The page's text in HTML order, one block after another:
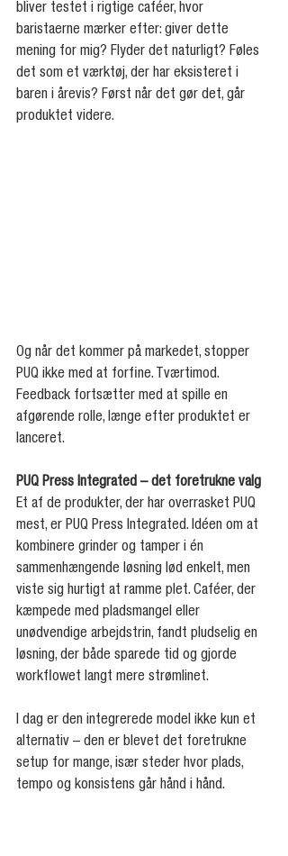
bliver testet i rigtige caféer, hvor
baristaerne mærker efter: giver dette
mening for mig? Flyder det naturligt? Føles
det som et værktøj, der har eksisteret i
baren i årevis? Først når det gør det, går
produktet videre.
Og når det kommer på markedet, stopper
PUQ ikke med at forfine. Tværtimod.
Feedback fortsætter med at spille en
afgørende rolle, længe efter produktet er
lanceret.
PUQ Press Integrated – det foretrukne valg
Et af de produkter, der har overrasket PUQ
mest, er PUQ Press Integrated. Idéen om at
kombinere grinder og tamper i én
sammenhængende løsning lød enkelt, men
viste sig hurtigt at ramme plet. Caféer, der
kæmpede med pladsmangel eller
unødvendige arbejdstrin, fandt pludselig en
løsning, der både sparede tid og gjorde
workflowet langt mere strømlinet.
I dag er den integrerede model ikke kun et
alternativ – den er blevet det foretrukne
setup for mange, især steder hvor plads,
tempo og konsistens går hånd i hånd.